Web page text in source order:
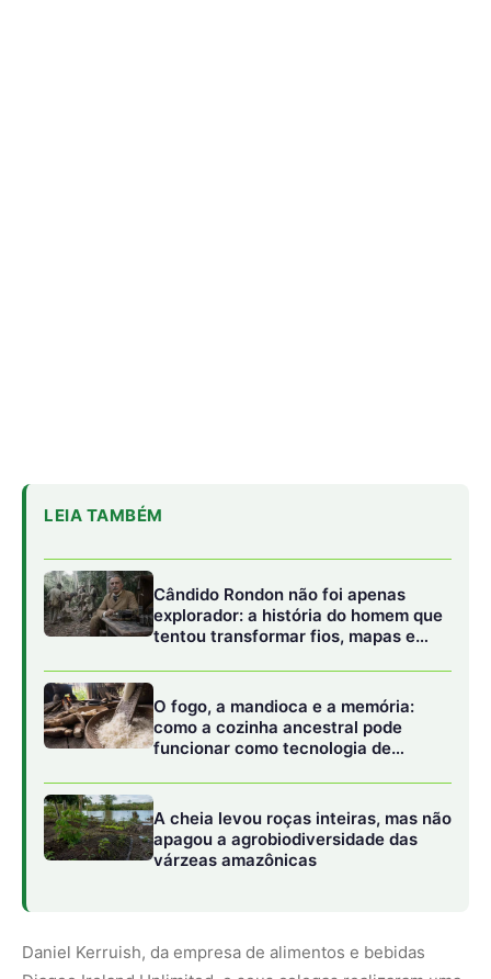
Daniel Kerruish, da empresa de alimentos e bebidas
Diageo Ireland Unlimited, e seus colegas realizaram uma
investigação detalhada sobre a evolução das leveduras
usadas para fabricar a Guinness. Baseando-se em
registros mantidos pela cervejaria Guinness desde 1903,
a equipe conseguiu traçar um panorama fascinante da
Ao comparar os genomas de 13 cepas de S. cerevisiae
usadas atualmente ou historicamente na fabricação da
em outras cervejarias irlandesas, a equipe fez uma
embora pertençam à mesma linhagem das outras